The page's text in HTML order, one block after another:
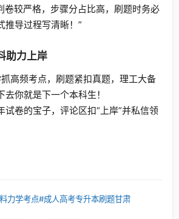
卷较严格，步骤分占比高，刷题时务必
推导过程写清晰！”
助力上岸
高频考点，刷题紧扣真题，理工大备
你就是下一个本科生！
试卷的宝子，评论区扣“上岸”并私信领
力学考点#成人高考专升本刷题甘肃